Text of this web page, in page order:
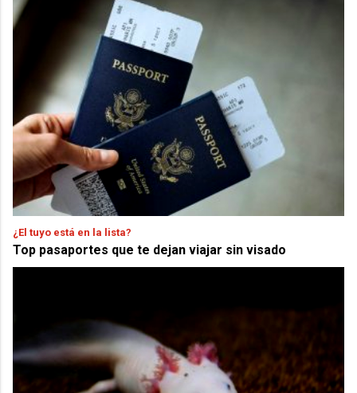
¿El tuyo está en la lista?
Top pasaportes que te dejan viajar sin visado